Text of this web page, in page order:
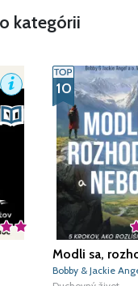
kategórii
10
Modli sa,
neboj sa
Bobby & Jackie